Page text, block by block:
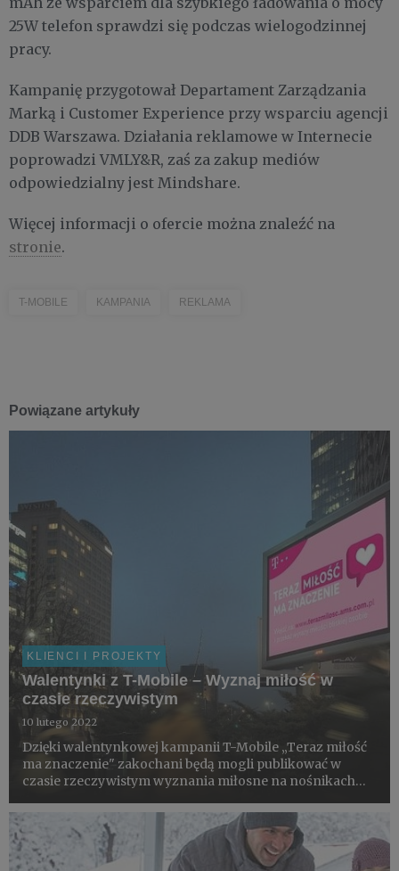
25W telefon sprawdzi się podczas wielogodzinnej
pracy.
Kampanię przygotował Departament Zarządzania
Marką i Customer Experience przy wsparciu agencji
DDB Warszawa. Działania reklamowe w Internecie
poprowadzi VMLY&R, zaś za zakup mediów
odpowiedzialny jest Mindshare.
Więcej informacji o ofercie można znaleźć na
stronie.
T-MOBILE KAMPANIA REKLAMA
Powiązane artykuły
KLIENCI I PROJEKTY
Walentynki z T-Mobile – Wyznaj miłość w
czasie rzeczywistym
10 lutego 2022
Dzięki walentynkowej kampanii T-Mobile „Teraz miłość
ma znaczenie" zakochani będą mogli publikować w
czasie rzeczywistym wyznania miłosne na nośnikach
Poznaniu, Warszawie i we Wrocławiu.